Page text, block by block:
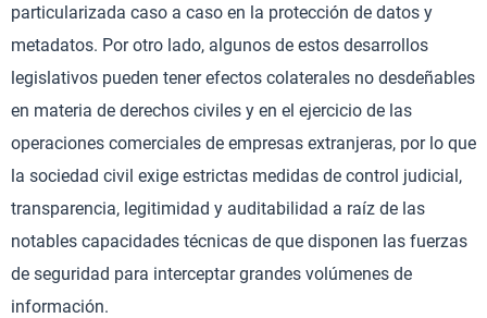
particularizada caso a caso en la protección de datos y
metadatos. Por otro lado, algunos de estos desarrollos
legislativos pueden tener efectos colaterales no desdeñables
en materia de derechos civiles y en el ejercicio de las
operaciones comerciales de empresas extranjeras, por lo que
la sociedad civil exige estrictas medidas de control judicial,
transparencia, legitimidad y auditabilidad a raíz de las
notables capacidades técnicas de que disponen las fuerzas
de seguridad para interceptar grandes volúmenes de
información.